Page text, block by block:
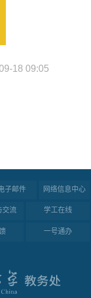
18 09:05
子邮件 网络信息中心
交流 学工在线
一号通办